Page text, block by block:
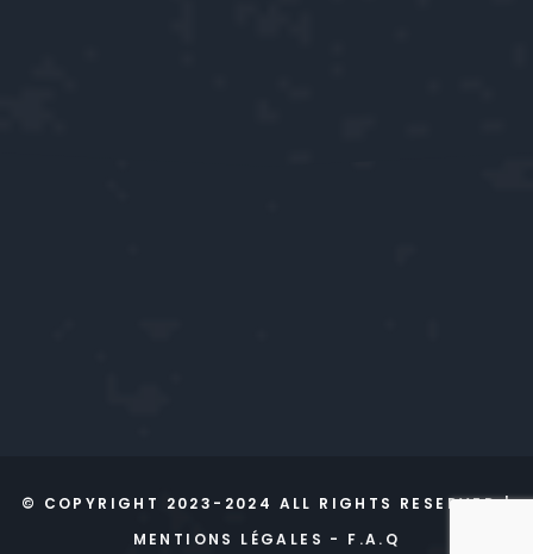
© COPYRIGHT 2023-2024 ALL RIGHTS RESERVED |
MENTIONS LÉGALES - F.A.Q